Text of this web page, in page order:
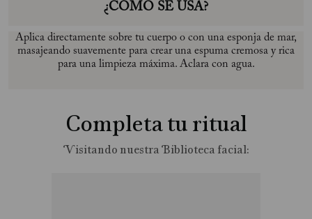
¿CÓMO SE USA?
Aplica directamente sobre tu cuerpo o con una esponja de mar,
masajeando suavemente para crear una espuma cremosa y rica
para una limpieza máxima. Aclara con agua.
Completa tu ritual